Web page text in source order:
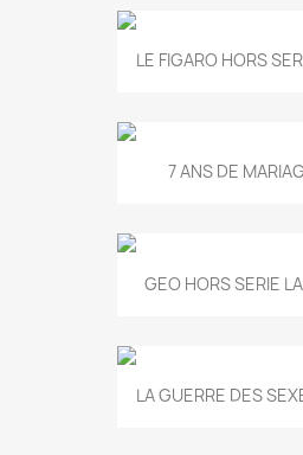
LE FIGARO HORS
7 ANS DE
GEO HORS SERIE
LA GUERRE DES